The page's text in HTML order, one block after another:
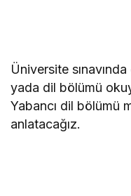
Üniversite
yada dil bölümü
Yabancı dil bölümü
anlatacağız.